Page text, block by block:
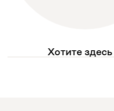
Хотите здесь